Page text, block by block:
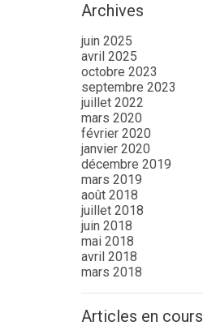
Archives
juin 2025
avril 2025
octobre 2023
septembre 2023
juillet 2022
mars 2020
février 2020
janvier 2020
décembre 2019
mars 2019
août 2018
juillet 2018
juin 2018
mai 2018
avril 2018
mars 2018
Articles en cours